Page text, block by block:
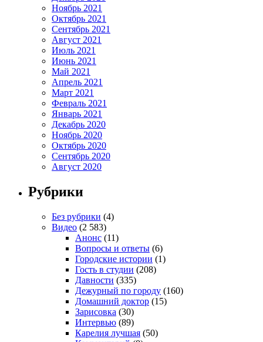
Ноябрь 2021
Октябрь 2021
Сентябрь 2021
Август 2021
Июль 2021
Июнь 2021
Май 2021
Апрель 2021
Март 2021
Февраль 2021
Январь 2021
Декабрь 2020
Ноябрь 2020
Октябрь 2020
Сентябрь 2020
Август 2020
Рубрики
Без рубрики (4)
Видео (2 583)
Анонс (11)
Вопросы и ответы (6)
Городские истории (1)
Гость в студии (208)
Давности (335)
Дежурный по городу (160)
Домашний доктор (15)
Зарисовка (30)
Интервью (89)
Карелия лучшая (50)